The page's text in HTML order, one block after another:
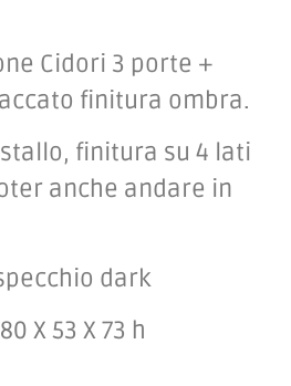
Cidori 3 porte +
finitura ombra.
finitura su 4 lati
anche andare in
dark
X 53 X 73 h